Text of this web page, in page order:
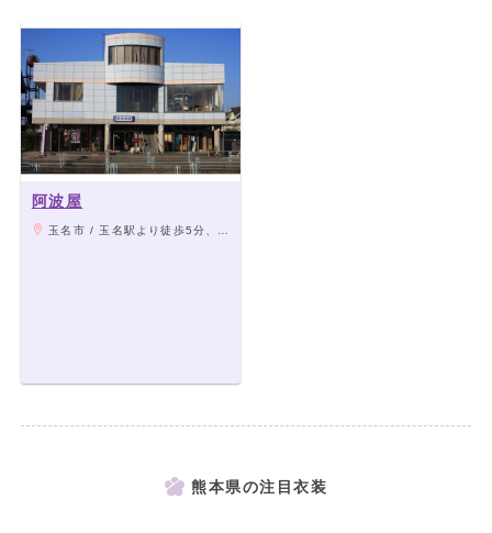
阿波屋
玉名市 / 玉名駅より徒歩5分、九州電力側のガード下を通り抜けるとすぐ右側に見えます。
熊本県の注目衣装